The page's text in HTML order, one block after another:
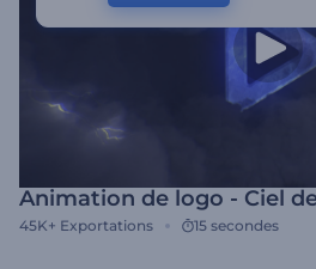
Animation de logo - Ciel
45K+ Exportations 15 secondes